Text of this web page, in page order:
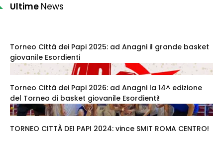
Ultime News
Torneo Città dei Papi 2025: ad Anagni il grande basket
giovanile Esordienti
Torneo Città dei Papi 2026: ad Anagni la 14^ edizione
del Torneo di basket giovanile Esordienti!
TORNEO CITTÀ DEI PAPI 2024: vince SMIT ROMA CENTRO!